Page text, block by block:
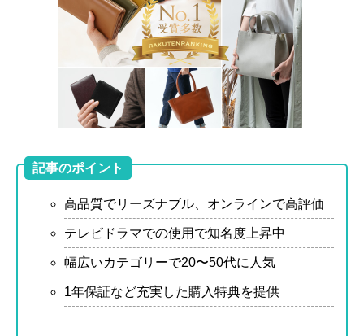
記事のポイント
高品質でリーズナブル、オンラインで高評価
テレビドラマでの使用で知名度上昇中
幅広いカテゴリーで20〜50代に人気
1年保証など充実した購入特典を提供